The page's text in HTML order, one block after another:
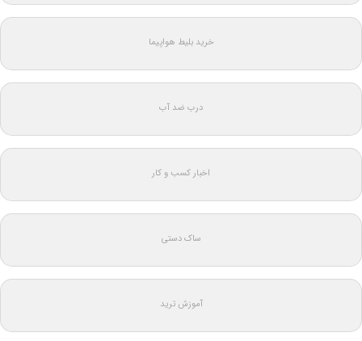
خرید بلیط هواپیما
درب ضد آب
اخبار کسب و کار
ساک دستی
آموزش ترید